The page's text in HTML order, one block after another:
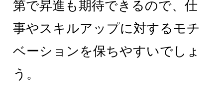
第で昇進も期待できるので、仕
事やスキルアップに対するモチ
ベーションを保ちやすいでしょ
う。